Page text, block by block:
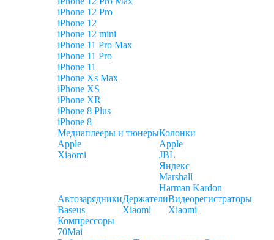
iPhone 12 Pro
iPhone 12
iPhone 12 mini
iPhone 11 Pro Max
iPhone 11 Pro
iPhone 11
iPhone Xs Max
iPhone XS
iPhone XR
iPhone 8 Plus
iPhone 8
Медиаплееры и тюнеры
Apple
Xiaomi
Колонки
Apple
JBL
Яндекс
Marshall
Harman Kardon
Автозарядники
Baseus
Держатели
Xiaomi
Видеорегистраторы
Xiaomi
Компрессоры
70Mai